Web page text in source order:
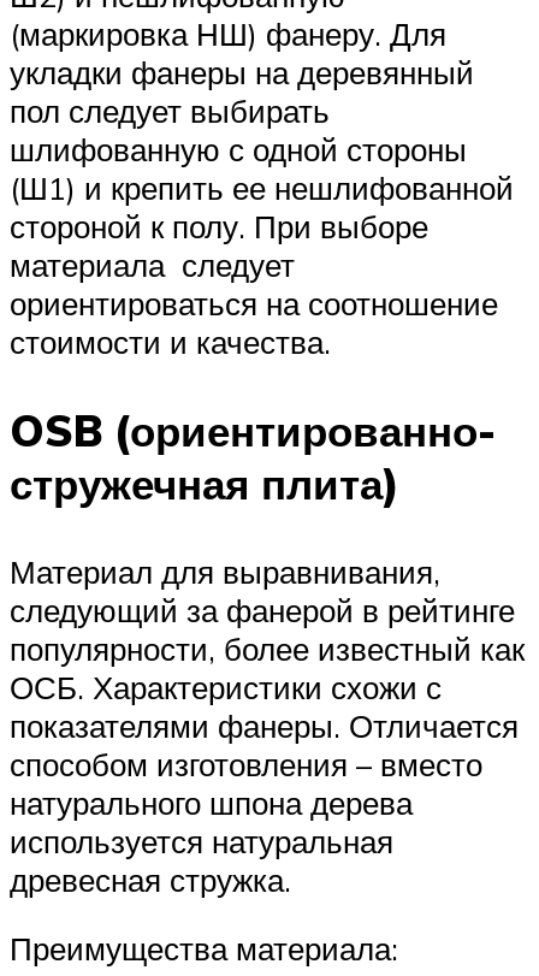
(маркировка НШ) фанеру. Для
укладки фанеры на деревянный
пол следует выбирать
шлифованную с одной стороны
(Ш1) и крепить ее нешлифованной
стороной к полу. При выборе
материала следует
ориентироваться на соотношение
стоимости и качества.
OSB (ориентированно-
стружечная плита)
Материал для выравнивания,
следующий за фанерой в рейтинге
популярности, более известный как
ОСБ. Характеристики схожи с
показателями фанеры. Отличается
способом изготовления – вместо
натурального шпона дерева
используется натуральная
древесная стружка.
Преимущества материала: